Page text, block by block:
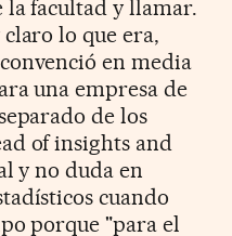
la facultad y llamar.
lo que era,
en media
una empresa de
de los
of insights and
y no duda en
cuando
porque "para el